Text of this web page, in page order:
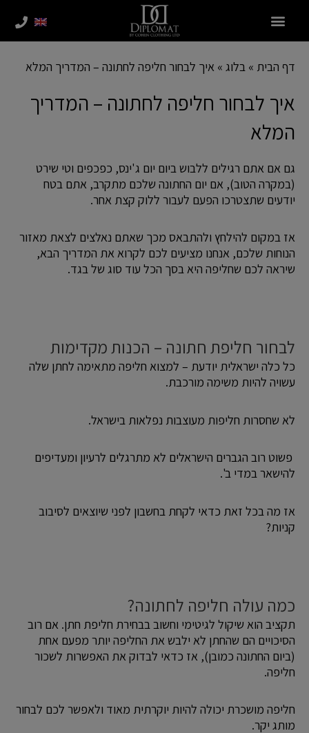
לתוכן
דף הבית » בלוג » איך לבחור חליפה לחתונה – המדריך המלא
איך לבחור חליפה לחתונה – המדריך
המלא
גם אם אתם רגילים ללבוש ביום יום ג'ינס, כפכפים וטי שירט
(במקרה הטוב), אם יום החתונה שלכם מתקרב, אתם בטח
יודעים שתצטרכו הפעם לעבור ללוק קצת אחר.
אז במקום להילחץ ולהתבאס מכך שאתם נאלצים לצאת מאזור
הנוחות שלכם, אנחנו מציעים לכם לקרוא את המדריך הבא,
שיראה לכם שחליפה היא בסך הכל עוד סוג של בגד.
לבחור חליפת חתונה – הכנות מקדימות
כל כלה ישראלית יודעת – למצוא חליפה מתאימה לחתן שלה
עשויה להיות משימה מורכבת.
לא שחסרות חליפות מעוצבות נפלאות בישראל.
פשוט רוב הגברים הישראלים לא מתרגלים לרעיון ומעדיפים
להישאר במדי ב'.
אז מה בכל זאת כדאי לקחת בחשבון לפני שיוצאים לסיבוב
קניות?
כמה עולה חליפה לחתונה?
תקציב הוא שיקול לגיטימי וחשוב בבחירת חליפת חתן. אם רוב
הסיכויים הם שהחתן לא ילבש את החליפה יותר מפעם אחת
(ביום החתונה כמובן), אז כדאי לבדוק את האפשרות לשכור
חליפה.
חליפה מושכרת יכולה להיות יוקרתית מאוד ולאפשר לכם לבחור
מותג יקר.